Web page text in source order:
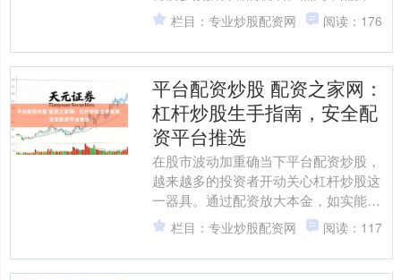
业鱼龙混合，取舍一家安全、正规的平
台，是资金安全的紧要前提。....
栏目：专业炒股配资网 阅读：176
平台配资炒股 配资之家网：
杠杆炒股生手指南，安全配
资平台推选
在股市波动加重确当下平台配资炒股，
越来越多的投资者开动关心杠杆炒股这
一器具。通过配资放大本金，如实能在
行情向好时获取更高收益，但关于生手
而言，连气儿杠杆旨趣、聘....
栏目：专业炒股配资网 阅读：117